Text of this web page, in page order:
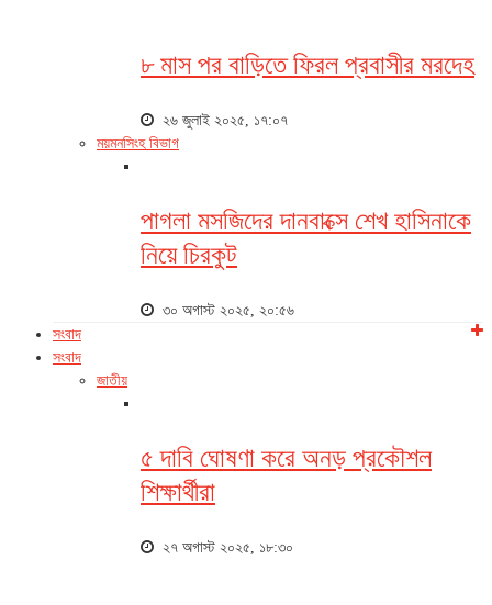
৮ মাস পর বাড়িতে ফিরল প্রবাসীর মরদেহ
২৬ জুলাই ২০২৫, ১৭:০৭
ময়মনসিংহ বিভাগ
পাগলা মসজিদের দানবাক্সে শেখ হাসিনাকে
নিয়ে চিরকুট
৩০ অগাস্ট ২০২৫, ২০:৫৬
সংবাদ
সংবাদ
জাতীয়
৫ দাবি ঘোষণা করে অনড় প্রকৌশল
শিক্ষার্থীরা
২৭ অগাস্ট ২০২৫, ১৮:৩০